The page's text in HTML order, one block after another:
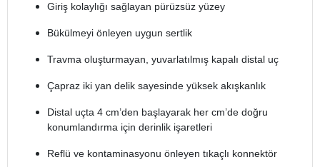
Giriş kolaylığı sağlayan pürüzsüz yüzey
Bükülmeyi önleyen uygun sertlik
Travma oluşturmayan, yuvarlatılmış kapalı distal uç
Çapraz iki yan delik sayesinde yüksek akışkanlık
Distal uçta 4 cm’den başlayarak her cm’de doğru
konumlandırma için derinlik işaretleri
Reflü ve kontaminasyonu önleyen tıkaçlı konnektör